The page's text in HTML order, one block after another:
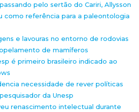
pelo sertão do Cariri, Allysson
como referência para a paleontologia
e lavouras no entorno de rodovias
de mamíferos
é primeiro brasileiro indicado ao
necessidade de rever políticas
da Unesp
renascimento intelectual durante